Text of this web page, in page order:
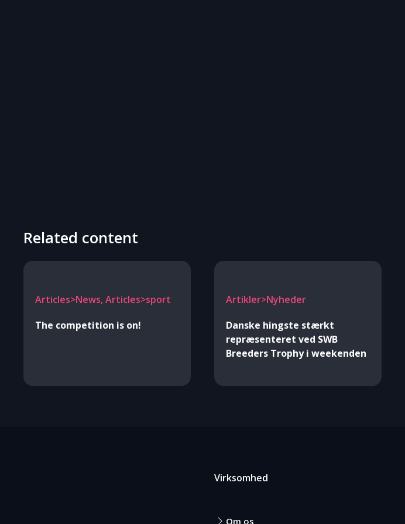
Related content
Articles>News, Articles>sport
The competition is on!
Artikler>Nyheder
Danske hingste stærkt
repræsenteret ved SWB
Breeders Trophy i weekenden
Virksomhed
Om os